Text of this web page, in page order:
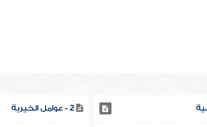
2 - عوامل الخيرية